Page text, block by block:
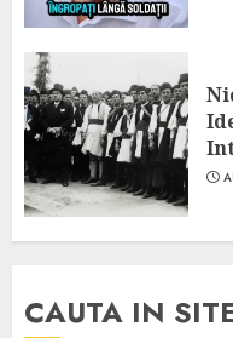
CAUTA IN